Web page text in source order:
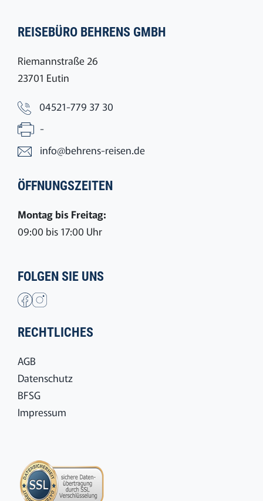
REISEBÜRO BEHRENS GMBH
Riemannstraße 26
23701 Eutin
04521-779 37 30
-
info@behrens-reisen.de
ÖFFNUNGSZEITEN
Montag bis Freitag:
09:00 bis 17:00 Uhr
FOLGEN SIE UNS
RECHTLICHES
AGB
Datenschutz
BFSG
Impressum